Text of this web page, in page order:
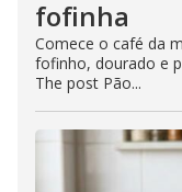
fofinha
Comece o café da
fofinho, dourado e
The post Pão...